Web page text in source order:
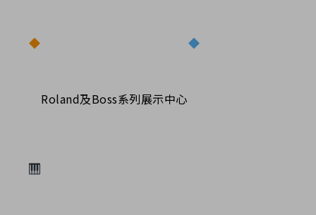
Roland及Boss系列展示中心